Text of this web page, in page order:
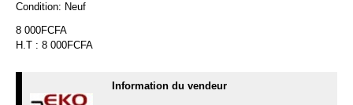
Condition: Neuf
8 000FCFA
H.T : 8 000FCFA
Information du vendeur